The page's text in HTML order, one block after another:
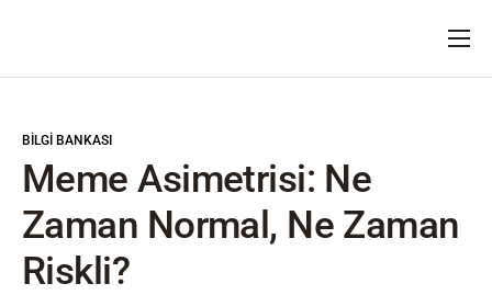
OPERASYONLAR
BLOG
İLETIŞIM
BILGI BANKASI
Meme Asimetrisi: Ne
Zaman Normal, Ne Zaman
Riskli?